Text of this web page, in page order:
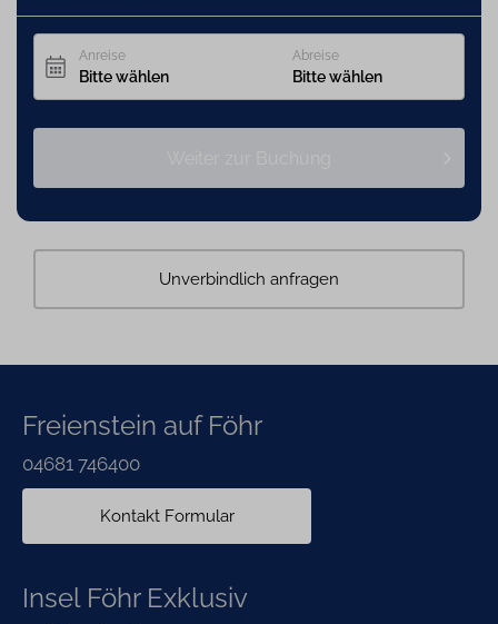
Schauen Sir doch mal rein.
Angebot gilt für neue Buchungen ab dem 19.03.2026 und für
ausgewählte Objekte.
Unverbindlich anfragen
Freienstein auf Föhr
04681 746400
Kontakt Formular
Insel Föhr Exklusiv